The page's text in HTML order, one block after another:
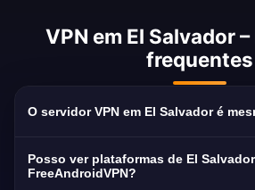
VPN em El Salvador
frequentes
O servidor VPN em El Salvador é
subscrição, sem cartão e sem
Posso ver plataformas de El
FreeAndroidVPN?